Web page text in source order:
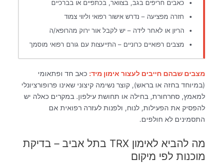
כאבים חריפים בגב, בצוואר, בכתפיים או בברכיים
חזרה מפציעה – נדרש אישור רפואי וליווי צמוד
הריון או לאחר לידה – יש לקבל אור ירוק מהרופא/ה
מצבים רפואיים כרוניים – התייעצות עם גורם רפואי מוסמך
מצבים שבהם חייבים לעצור אימון מיד: כאב חד ופתאומי
(במיוחד בחזה או בראש), קוצר נשימה קיצוני שאינו פרופורציונלי
למאמץ, סחרחורת, בחילה או תחושת עילפון. במקרים כאלה יש
להפסיק את הפעילות, לנוח, ולפנות לעזרה רפואית אם
התסמינים לא חולפים.
מה להביא לאימון TRX בתל אביב – בדיקת
מוכנות לפי מיקום